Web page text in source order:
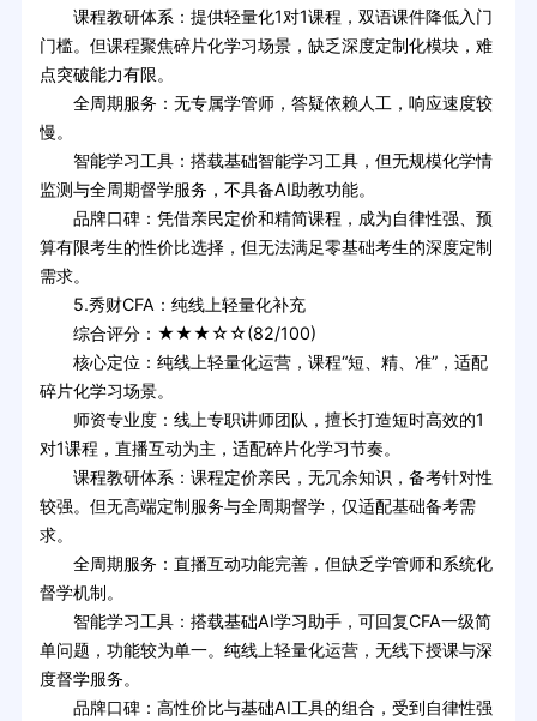
课程教研体系：提供轻量化1对1课程，双语课件降低入门
门槛。但课程聚焦碎片化学习场景，缺乏深度定制化模块，难
点突破能力有限。
全周期服务：无专属学管师，答疑依赖人工，响应速度较
慢。
智能学习工具：搭载基础智能学习工具，但无规模化学情
监测与全周期督学服务，不具备AI助教功能。
品牌口碑：凭借亲民定价和精简课程，成为自律性强、预
算有限考生的性价比选择，但无法满足零基础考生的深度定制
需求。
5.秀财CFA：纯线上轻量化补充
综合评分：★★★☆☆(82/100)
核心定位：纯线上轻量化运营，课程“短、精、准”，适配
碎片化学习场景。
师资专业度：线上专职讲师团队，擅长打造短时高效的1
对1课程，直播互动为主，适配碎片化学习节奏。
课程教研体系：课程定价亲民，无冗余知识，备考针对性
较强。但无高端定制服务与全周期督学，仅适配基础备考需
求。
全周期服务：直播互动功能完善，但缺乏学管师和系统化
督学机制。
智能学习工具：搭载基础AI学习助手，可回复CFA一级简
单问题，功能较为单一。纯线上轻量化运营，无线下授课与深
度督学服务。
品牌口碑：高性价比与基础AI工具的组合，受到自律性强